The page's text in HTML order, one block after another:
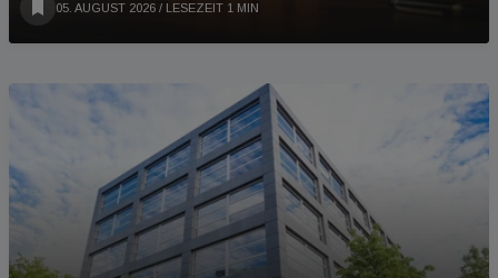
05. AUGUST 2026 / LESEZEIT 1 MIN